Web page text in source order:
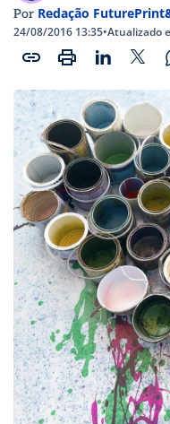
Por Redação
24/08/2016 13:35•Atualizado